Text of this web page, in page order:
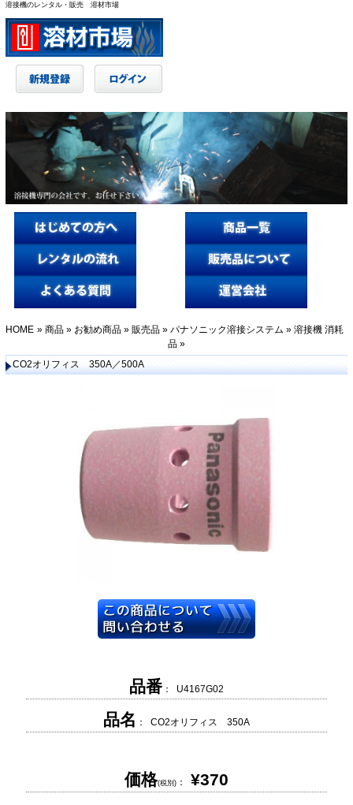
溶接機のレンタル・販売 溶材市場
HOME »商品 » お勧め商品 »販売品 »パナソニック溶接システム »溶接機 消耗
品»
CO2オリフィス 350A／500A
品番： U4167G02
品名 ： CO2オリフィス 350A
価格(税別)： ¥370